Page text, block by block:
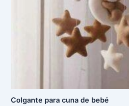
Colgante para cuna de bebé